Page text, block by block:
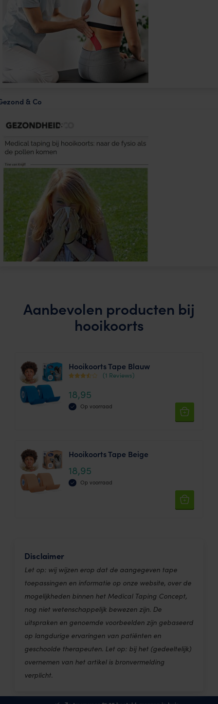
& Co
Aanbevolen producten bij
hooikoorts
Hooikoorts Tape Blauw
ng
3.00
uit 5
(1 Reviews)
18,95
Op voorraad
Hooikoorts Tape Beige
18,95
Op voorraad
Disclaimer
Let op: wij wijzen erop dat de aangegeven tape
toepassingen en informatie op onze website, over de
mogelijkheden binnen het Medical Taping Concept,
nog niet wetenschappelijk bewezen zijn. De
uitspraken en genoemde voorbeelden zijn gebaseerd
op langdurige ervaringen van patiënten en
geschoolde therapeuten. Let op: bij het (gedeeltelijk)
overnemen van het artikel is bronvermelding
verplicht.